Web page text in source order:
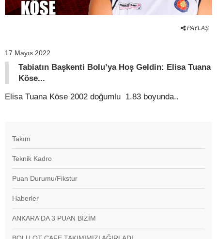
PAYLAŞ
17 Mayıs 2022
Tabiatın Başkenti Bolu’ya Hoş Geldin: Elisa Tuana
Köse...
Elisa Tuana Köse 2002 doğumlu 1.83 boyunda..
Takım
Teknik Kadro
Puan Durumu/Fikstur
Haberler
ANKARA'DA 3 PUAN BİZİM